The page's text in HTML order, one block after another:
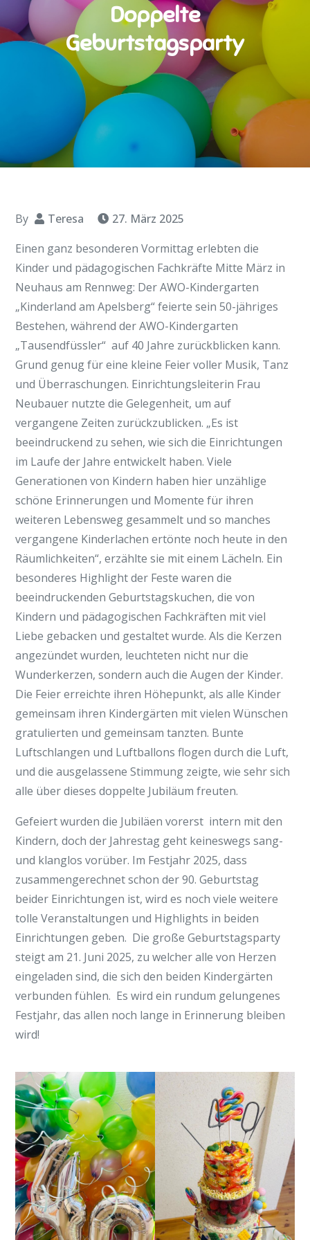
Doppelte
Geburtstagsparty
By Teresa
27. März 2025
Einen ganz besonderen Vormittag erlebten die
Kinder und pädagogischen Fachkräfte Mitte März in
Neuhaus am Rennweg: Der AWO-Kindergarten
„Kinderland am Apelsberg“ feierte sein 50-jähriges
Bestehen, während der AWO-Kindergarten
„Tausendfüssler“ auf 40 Jahre zurückblicken kann.
Grund genug für eine kleine Feier voller Musik, Tanz
und Überraschungen. Einrichtungsleiterin Frau
Neubauer nutzte die Gelegenheit, um auf
vergangene Zeiten zurückzublicken. „Es ist
beeindruckend zu sehen, wie sich die Einrichtungen
im Laufe der Jahre entwickelt haben. Viele
Generationen von Kindern haben hier unzählige
schöne Erinnerungen und Momente für ihren
weiteren Lebensweg gesammelt und so manches
vergangene Kinderlachen ertönte noch heute in den
Räumlichkeiten“, erzählte sie mit einem Lächeln. Ein
besonderes Highlight der Feste waren die
beeindruckenden Geburtstagskuchen, die von
Kindern und pädagogischen Fachkräften mit viel
Liebe gebacken und gestaltet wurde. Als die Kerzen
angezündet wurden, leuchteten nicht nur die
Wunderkerzen, sondern auch die Augen der Kinder.
Die Feier erreichte ihren Höhepunkt, als alle Kinder
gemeinsam ihren Kindergärten mit vielen Wünschen
gratulierten und gemeinsam tanzten. Bunte
Luftschlangen und Luftballons flogen durch die Luft,
und die ausgelassene Stimmung zeigte, wie sehr sich
alle über dieses doppelte Jubiläum freuten.
Gefeiert wurden die Jubiläen vorerst intern mit den
Kindern, doch der Jahrestag geht keineswegs sang-
und klanglos vorüber. Im Festjahr 2025, dass
zusammengerechnet schon der 90. Geburtstag
beider Einrichtungen ist, wird es noch viele weitere
tolle Veranstaltungen und Highlights in beiden
Einrichtungen geben. Die große Geburtstagsparty
steigt am 21. Juni 2025, zu welcher alle von Herzen
eingeladen sind, die sich den beiden Kindergärten
verbunden fühlen. Es wird ein rundum gelungenes
Festjahr, das allen noch lange in Erinnerung bleiben
wird!